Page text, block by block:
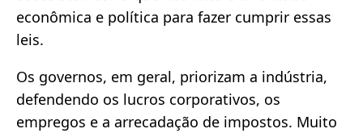
econômica e política para fazer cumprir essas
leis.
Os governos, em geral, priorizam a indústria,
defendendo os lucros corporativos, os
empregos e a arrecadação de impostos. Muito